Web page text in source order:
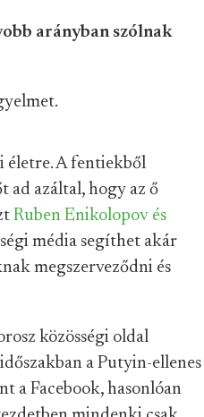
arányban szólnak
életre. A fentiekből
ad azáltal, hogy az ő
Ruben Enikolopov és
média segíthet akár
megszerveződni és
közösségi oldal
a Putyin-ellenes
a Facebook, hasonlóan